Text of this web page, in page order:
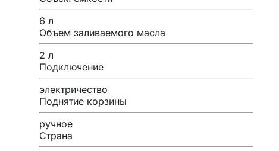
6 л
Объем заливаемого масла
2 л
Подключение
электричество
Поднятие корзины
ручное
Страна